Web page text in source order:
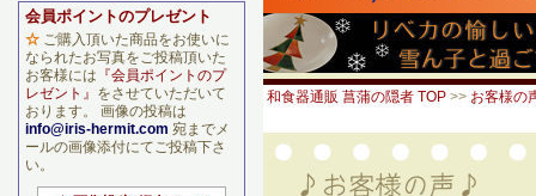
和食器通販 菖蒲の隠者 TOP >> お客様の
会員ポイントのプレゼント
☆ ご購入頂いた商品をお使いに
なられたお写真をご投稿頂いた
お客様には 『会員ポイントのプ
レゼント』 をさせていただいて
おります。 画像の投稿は
info@iris-hermit.com 宛までメ
ールの画像添付にてご投稿下さ
い。